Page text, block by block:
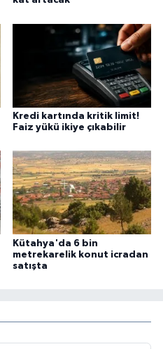
Kredi kartında kritik limit!
Faiz yükü ikiye çıkabilir
Kütahya'da 6 bin
metrekarelik konut icradan
satışta